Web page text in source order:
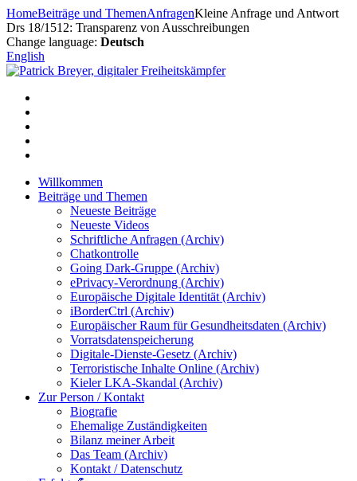
Zum
Inhalt
springen
HomeBeiträge und ThemenAnfragenKleine Anfrage und Antwort
Drs 18/1512: Transparenz von Ausschreibungen
Change language: Deutsch
English
Willkommen
Beiträge und Themen
Neueste Beiträge
Neueste Videos
Schriftliche Anfragen (Archiv)
Chatkontrolle
Going Dark-Gruppe (Archiv)
ePrivacy-Verordnung (Archiv)
Europäische Digitale Identität (Archiv)
iBorderCtrl (Archiv)
Europäischer Raum für Gesundheitsdaten (Archiv)
Vorratsdatenspeicherung
Digitale-Dienste-Gesetz (Archiv)
Terroristische Inhalte Online (Archiv)
Kieler LKA-Skandal (Archiv)
Zur Person / Kontakt
Biografie
Ehemalige Zuständigkeiten
Bilanz meiner Arbeit
Das Team (Archiv)
Kontakt / Datenschutz